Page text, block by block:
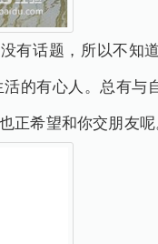
有话题，所以不知
的有心人。总有与
正希望和你交朋友呢